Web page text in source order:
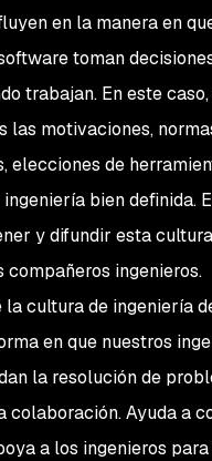
en la manera en
toman
trabajan. En este
las motivaciones,
elecciones de
bien definida.
y difundir esta
compañeros ingenieros.
la cultura de ingeniería
en que nuestros
la resolución de
colaboración. Ayuda a
a los ingenieros